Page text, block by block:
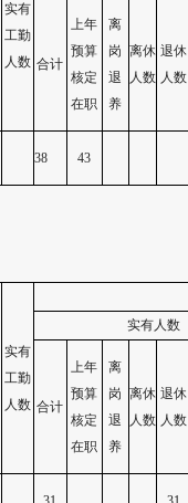
实有
工勤
人数 合计
上年
预算
核定
在职
离
岗
退
养
离休
人数
退休
人数
38 43
实有
工勤
人数
实有人数
合计
上年
预算
核定
在职
离
岗
退
养
离休
人数
退休
人数